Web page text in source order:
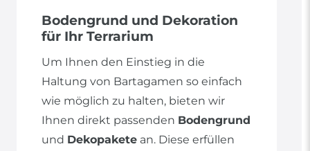
Bodengrund und Dekoration
für Ihr Terrarium
Um Ihnen den Einstieg in die
Haltung von Bartagamen so einfach
wie möglich zu halten, bieten wir
Ihnen direkt passenden Bodengrund
und Dekopakete an. Diese erfüllen